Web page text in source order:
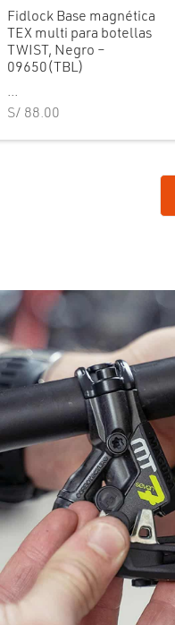
Fidlock Base magnética
TEX multi para botellas
TWIST, Negro –
09650(TBL)
...
S/ 88.00